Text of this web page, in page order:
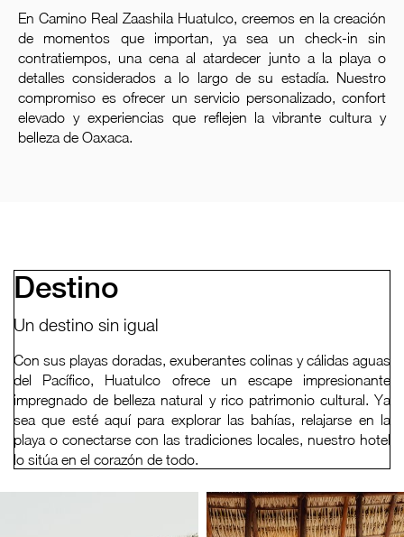
En Camino Real Zaashila Huatulco, creemos en la creación
de momentos que importan, ya sea un check-in sin
contratiempos, una cena al atardecer junto a la playa o
detalles considerados a lo largo de su estadía. Nuestro
compromiso es ofrecer un servicio personalizado, confort
elevado y experiencias que reflejen la vibrante cultura y
belleza de Oaxaca.
Destino
Un destino sin igual
Con sus playas doradas, exuberantes colinas y cálidas aguas
del Pacífico, Huatulco ofrece un escape impresionante
impregnado de belleza natural y rico patrimonio cultural. Ya
sea que esté aquí para explorar las bahías, relajarse en la
playa o conectarse con las tradiciones locales, nuestro hotel
lo sitúa en el corazón de todo.